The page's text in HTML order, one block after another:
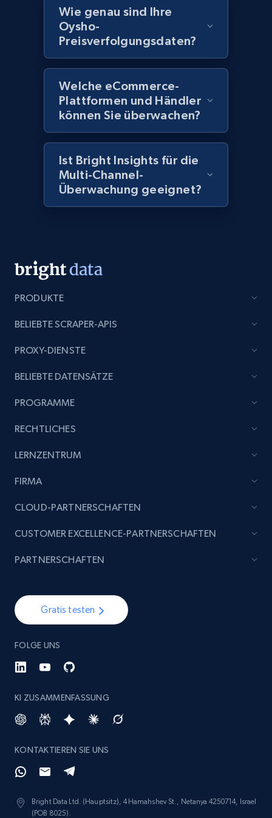
2.1K+ 375+ Jetzt anfangen
Amazon products global dataset - Collect
Amazon products by seller URL
Title, Seller name, Brand, Description, Initial
price, Currency, Availability, Reviews count, and
2.1K+ 375+ Jetzt anfangen
products from Brands URLs
Title, Seller name, Brand, Description, Initial
price, Currency, Availability, Reviews count, and
Etsy
Reviews count shop, Reviews count item, Initial
Etsy - Collect data on products using
specified keywords
Etsy - Collects data from shop's URL
URL, Product id, Listing inventory id, Title, Rating,
Reviews count shop, Reviews count item, Initial
1.9K+
Wie genau sind Ihre
Oysho-
Preisverfolgungsdaten?
Welche eCommerce-
Plattformen und Händler
können Sie überwachen?
Ist Bright Insights für die
Multi-Channel-
Überwachung geeignet?
PRODUKTE
BELIEBTE SCRAPER-APIS
PROXY-DIENSTE
BELIEBTE DATENSÄTZE
PROGRAMME
RECHTLICHES
LERNZENTRUM
FIRMA
Gratis testen
FOLGE UNS
KI ZUSAMMENFASSUNG
KONTAKTIEREN SIE UNS
Bright Data Ltd. (Hauptsitz), 4 Hamahshev St., Netanya 4250714, Israel
(POB 8025).
CLOUD-PARTNERSCHAFTEN
CUSTOMER EXCELLENCE-PARTNERSCHAFTEN
PARTNERSCHAFTEN